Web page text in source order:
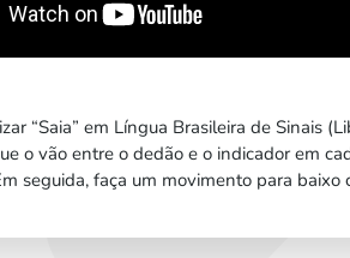
“Saia” em Língua Brasileira de Sinais
o vão entre o dedão e o indicador em
seguida, faça um movimento para baixo